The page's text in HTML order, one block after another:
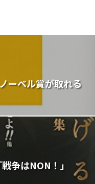
ーベル賞が取れる
争はNON！」